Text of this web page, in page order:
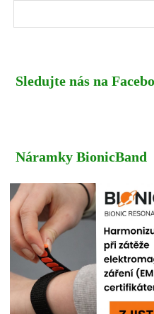
Sledujte nás na
Náramky BionicBand